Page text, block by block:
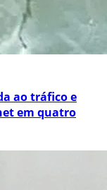
ao tráfico e
em quatro